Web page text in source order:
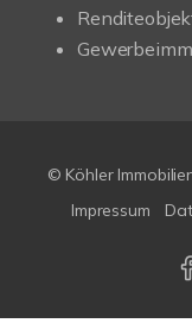
© Köhler
Impressum